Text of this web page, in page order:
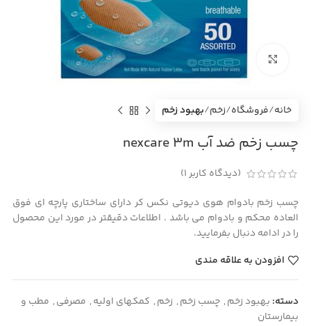
بزرگنمایی تصویر
خانه فروشگاه زخم بهبود زخم
چسب زخم ضد آب nexcare 3m
(دیدگاه کاربر1
)
چسب زخم بادوام هوی دیوتی نکس کر دارای ساختاری پارچه ای فوق
العاده محکم و بادوام می باشد . اطلاعات دقیقتر در مورد این محصول
را در ادامه دنبال بفرمایید.
افزودن به علاقه مندی
دسته: بهبود زخم, چسب زخم, زخم, کمکهای اولیه, مصرفی, مطب و
بیمارستان